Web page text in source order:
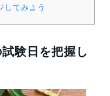
してみよう
験日を把握し